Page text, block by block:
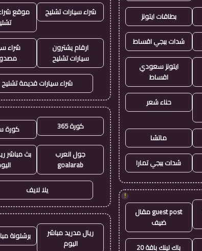
بطاقات ايتونز
شدات ببجي اقساط
ايتونز سعودي
اقساط
حناء شعر
ماتشا
شدات ببجي تمارا
!
guest post مقال
ضيف
باك لينك باقة 20
شراء سيارات تشليح
موقع
ارقام يشترون
سيارات تشليح
شراء
شراء سيارات قديمة تشليح
كورة 365 كورة
جول العرب
goalarab
بث مباشر
يلا لايف
ريال مدريد مباشر
اليوم
برشلونة